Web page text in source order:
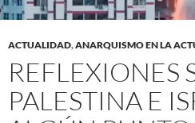
ACTUALIDAD,ANARQUISMO EN LA
REFLEXIONES
PALESTINA E